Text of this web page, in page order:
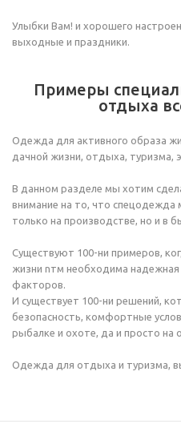
Улыбки Вам! и хорошего
выходные и праздники.
Примеры
отдыха
Одежда для активного образа
дачной жизни, отдыха, туризма,
В данном разделе мы хотим
внимание на то, что
только на производстве, но и в
Существуют 100-ни примеров,
жизни nтм необходима
факторов.
И существует 100-ни решений,
безопасность, комфортные
рыбалке и охоте, да и просто на
Одежда для отдыха и туризма,